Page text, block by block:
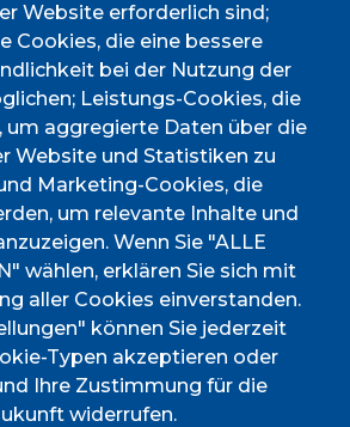
07190
l'Ajuntament, 1
Website erforderlich sind;
Cookies, die eine bessere
bei der Nutzung der
Leistungs-Cookies, die
um aggregierte Daten über die
Website und Statistiken zu
Marketing-Cookies, die
um relevante Inhalte und
Wenn Sie "ALLE
wählen, erklären Sie sich mit
aller Cookies einverstanden.
können Sie jederzeit
Typen akzeptieren oder
Ihre Zustimmung für die
widerrufen.